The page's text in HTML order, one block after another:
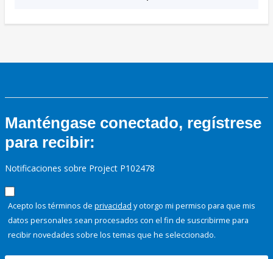
Manténgase conectado, regístrese
para recibir:
Notificaciones sobre Project P102478
Acepto los términos de privacidad y otorgo mi permiso para que mis
datos personales sean procesados con el fin de suscribirme para
recibir novedades sobre los temas que he seleccionado.